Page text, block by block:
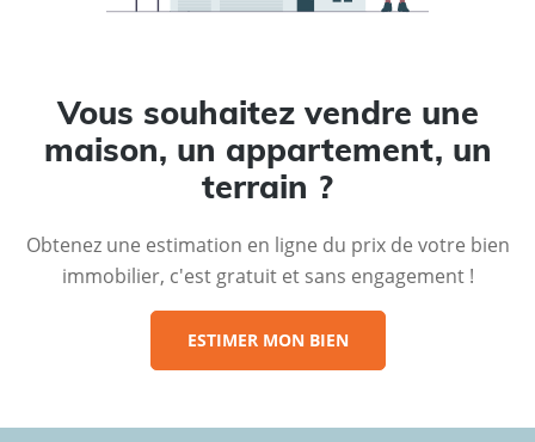
Vous souhaitez vendre une
maison, un appartement, un
terrain ?
Obtenez une estimation en ligne du prix de votre bien
immobilier, c'est gratuit et sans engagement !
ESTIMER MON BIEN